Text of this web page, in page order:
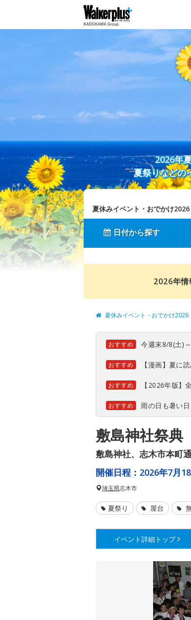
2026年
夏祭りなどの
夏休みイベント・おでかけ2026
日付から探す
2026年情
夏休みイベント・おでかけ2026
おすすめ 今週末8/8(土)
おすすめ 【漫画】夏に
おすすめ 【2026年版】
おすすめ 雨の日も暑い
敷島神社祭典
敷島神社、志木市本町
開催日程： 2026年7月
埼玉県志木市
夏祭り 屋台
イベント詳細 トップ